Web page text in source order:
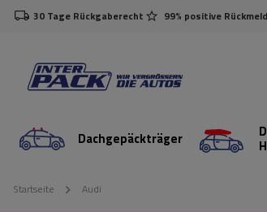
30 Tage Rückgaberecht 99% positive
Dachgepäckträger
Startseite Audi